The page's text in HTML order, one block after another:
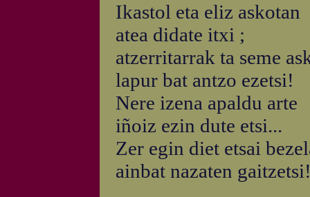
Ikastol eta eliz askotan
atea didate itxi ;
atzerritarrak ta seme
lapur bat antzo ezetsi!
Nere izena apaldu arte
iñoiz ezin dute etsi...
Zer egin diet etsai
ainbat nazaten